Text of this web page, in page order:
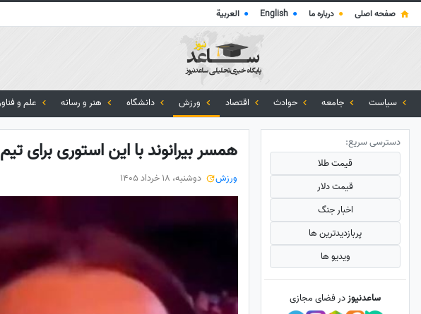
صفحه اصلی ● درباره ما ●
English
● العربية
سیاست جامعه حوادث اقتصاد ورزش دانشگاه هنر و رسانه علم و
همسر بیرانوند با این استوری
ورزش دوشنبه، 18 خرداد 1405
دسترسی سریع:
قیمت طلا
قیمت دلار
اخبار جنگ
پربازدید‌ترین ها
ویدیو ها
ساعدنیوزدر فضای مجازی